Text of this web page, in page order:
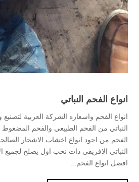
انواع الفحم النباتي
انواع الفحم واسعاره الشركة العربية
النباتي من الفحم الطبيعي والفحم المضغوط
الفحم من اجود انواع اخشاب الاشجار
النباتي الافريقي ذات نخب اول يصلح لجميع
افضل انواع الفحم...